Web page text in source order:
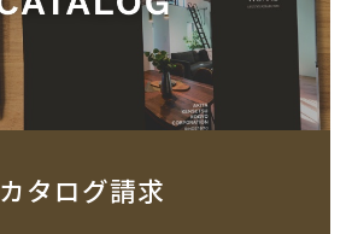
カタログ請求